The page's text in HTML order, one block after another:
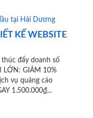
KẾ WEBSITE
đẩy doanh số
LỚN: GIẢM 10%
vụ quảng cáo
1.500.000₫...